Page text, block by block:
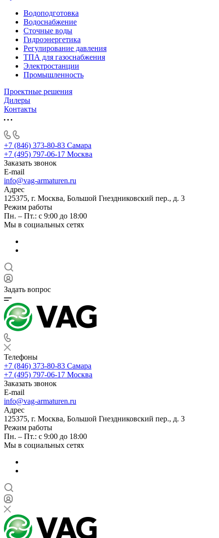
Водоподготовка
Водоснабжение
Сточные воды
Гидроэнергетика
Регулирование давления
ТПА для газоснабжения
Электростанции
Промышленность
Проектные решения
Дилеры
Контакты
+7 (846) 373-80-83 Самара
+7 (495) 797-06-17 Москва
Заказать звонок
E-mail
info@vag-armaturen.ru
Адрес
125375, г. Москва, Большой Гнездниковский пер., д. 3
Режим работы
Пн. – Пт.: с 9:00 до 18:00
Мы в социальных сетях
Задать вопрос
Телефоны
+7 (846) 373-80-83 Самара
+7 (495) 797-06-17 Москва
Заказать звонок
E-mail
info@vag-armaturen.ru
Адрес
125375, г. Москва, Большой Гнездниковский пер., д. 3
Режим работы
Пн. – Пт.: с 9:00 до 18:00
Мы в социальных сетях